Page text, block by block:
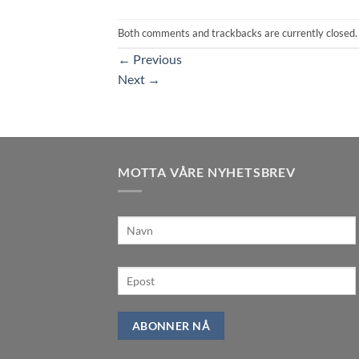
Both comments and trackbacks are currently closed.
← Previous
Next →
MOTTA VÅRE NYHETSBREV
ABONNER NÅ